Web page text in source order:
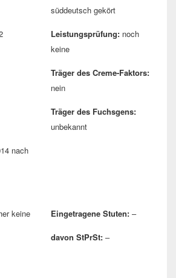
süddeutsch gekört
Leistungsprüfung: noch
keine
Träger des Creme-Faktors:
nein
Träger des Fuchsgens:
unbekannt
nach
keine Eingetragene Stuten: –
davon StPrSt: –